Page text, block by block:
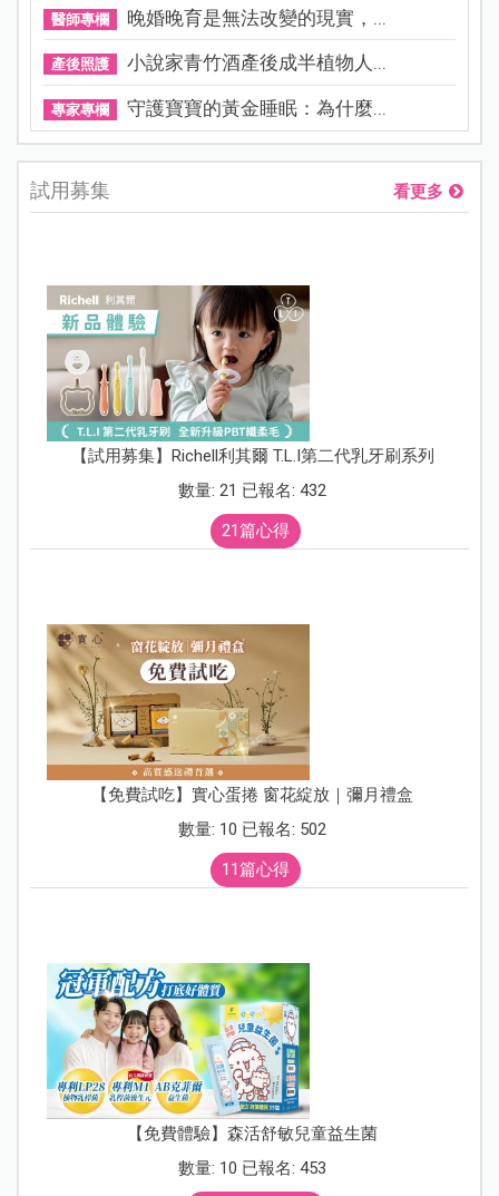
醫師專欄 晚婚晚育是無法改變的現實，...
產後照護 小說家青竹酒產後成半植物人...
專家專欄 守護寶寶的黃金睡眠：為什麼...
試用募集 看更多
【試用募集】Richell利其爾 T.L.I第二代乳牙刷系列
數量: 21 已報名: 432
21篇心得
【免費試吃】實心蛋捲 窗花綻放｜彌月禮盒
數量: 10 已報名: 502
11篇心得
【免費體驗】森活舒敏兒童益生菌
數量: 10 已報名: 453